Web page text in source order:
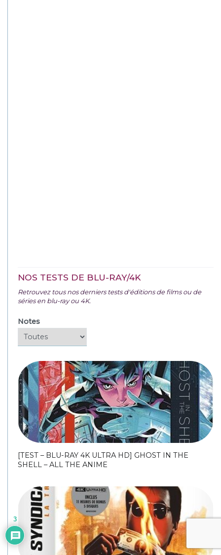
NOS TESTS DE BLU-RAY/4K
Retrouvez tous nos derniers tests d'éditions de films ou de
séries en blu-ray ou 4K.
Notes
[TEST – BLU-RAY 4K ULTRA HD] GHOST IN THE
SHELL – ALL THE ANIME
3